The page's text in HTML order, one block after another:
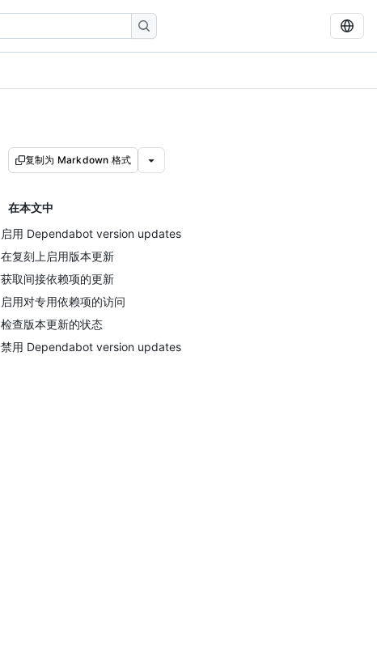
复制为 Markdown 格式
在本文中
启用 Dependabot version updates
在复刻上启用版本更新
获取间接依赖项的更新
启用对专用依赖项的访问
检查版本更新的状态
禁用 Dependabot version updates